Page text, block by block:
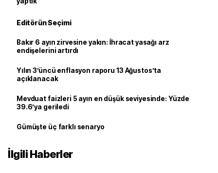
Editörün Seçimi
Bakır 6 ayın zirvesine yakın: İhracat yasağı arz
endişelerini artırdı
Yılın 3’üncü enflasyon raporu 13 Ağustos’ta
açıklanacak
Mevduat faizleri 5 ayın en düşük seviyesinde: Yüzde
39.6’ya geriledi
Gümüşte üç farklı senaryo
İlgili Haberler